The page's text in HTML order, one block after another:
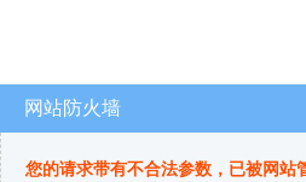
网站防火墙
您的请求带有不合法参数，已被网站